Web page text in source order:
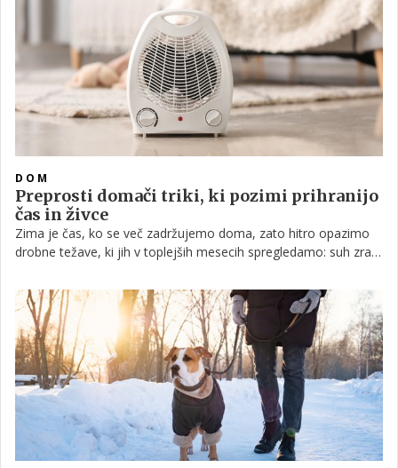
DOM
Preprosti domači triki, ki pozimi prihranijo
čas in živce
Zima je čas, ko se več zadržujemo doma, zato hitro opazimo
drobne težave, ki jih v toplejših mesecih spregledamo: suh zrak,
kopiči hitreje kot običajno.